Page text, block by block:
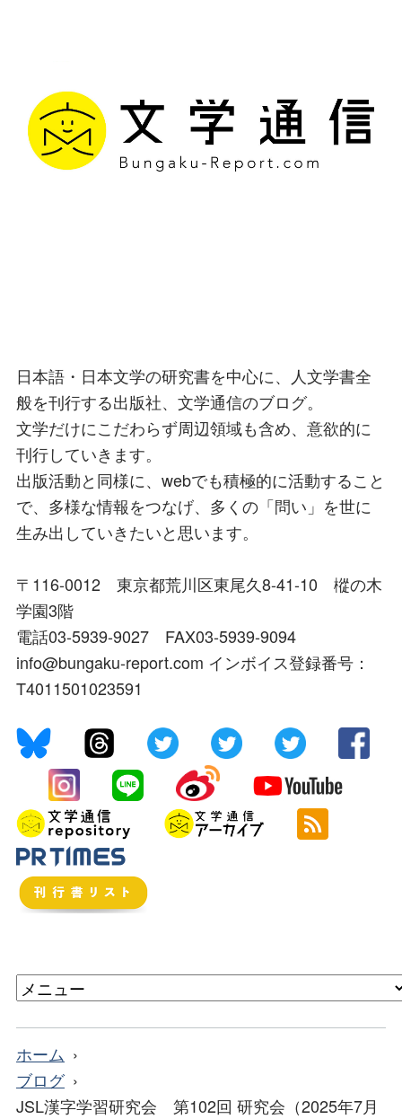
日本語・日本文学の研究書を中心に、人文学書全
般を刊行する出版社、文学通信のブログ。
文学だけにこだわらず周辺領域も含め、意欲的に
刊行していきます。
出版活動と同様に、webでも積極的に活動すること
で、多様な情報をつなげ、多くの「問い」を世に
生み出していきたいと思います。
〒116-0012 東京都荒川区東尾久8-41-10 樅の木
学園3階
電話03-5939-9027 FAX03-5939-9094
info@bungaku-report.com インボイス登録番号：
T4011501023591
ホーム
ブログ
JSL漢字学習研究会 第102回 研究会（2025年7月